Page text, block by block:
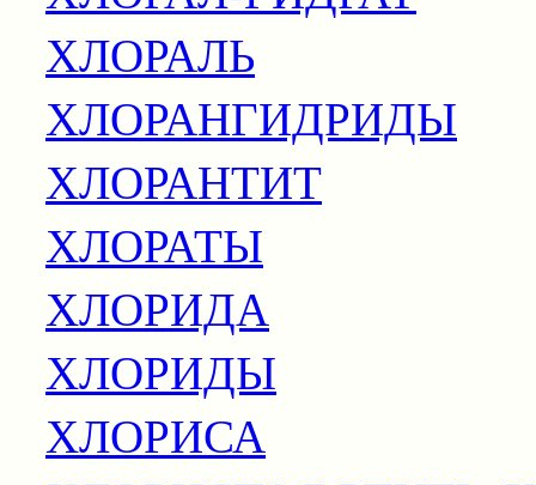
ХЛОРАЛЬ
ХЛОРАНГИДРИДЫ
ХЛОРАНТИТ
ХЛОРАТЫ
ХЛОРИДА
ХЛОРИДЫ
ХЛОРИСА